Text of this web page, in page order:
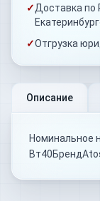
✓Доставка по
✓Отгрузка
Описание
Номинальное